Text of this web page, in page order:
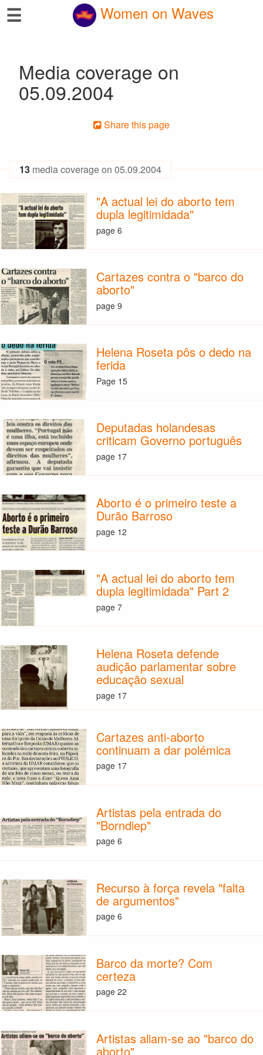
☰ Women on Waves
Media coverage on
05.09.2004
Share this page
13 media coverage on 05.09.2004
"A actual lei do aborto tem
dupla legitimidada"
page 6
Cartazes contra o "barco do
aborto"
page 9
Helena Roseta pôs o dedo na
ferida
Page 15
Deputadas holandesas
criticam Governo português
page 17
Aborto é o primeiro teste a
Durão Barroso
page 12
"A actual lei do aborto tem
dupla legitimidada" Part 2
page 7
Helena Roseta defende
audição parlamentar sobre
educação sexual
page 17
Cartazes anti-aborto
continuam a dar polémica
page 17
Artistas pela entrada do
"Borndiep"
page 6
Recurso à força revela "falta
de argumentos"
page 6
Barco da morte? Com
certeza
page 22
Artistas aliam-se ao "barco do
aborto"